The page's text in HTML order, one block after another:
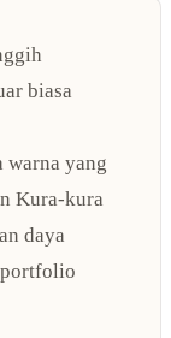
biasa
yang
Kura-kura
daya